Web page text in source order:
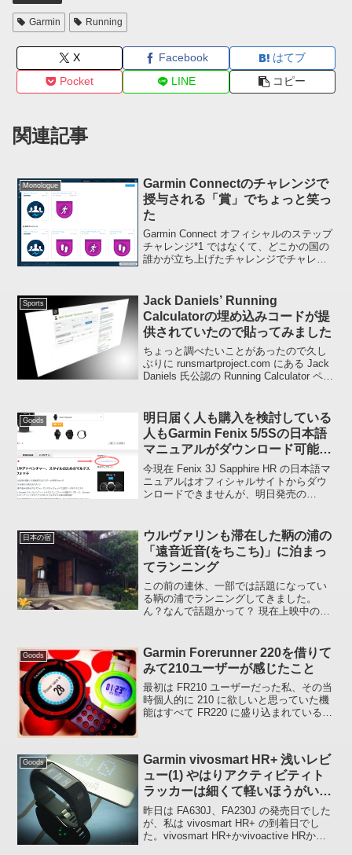
Garmin Running
X Facebook
はてブ
Pocket
LINE コピー
関連記事
Monologue
Garmin Connectのチャレンジで
授与される「賞」でちょっと笑っ
た
Garmin Connect オフィシャルのステップ
チャレンジ*1 ではなくて、どこかの国の
誰かが立ち上げたチャレンジでチャレン
す。紫色のバッジがプライベートのチャ
レン...
Sports
Jack Daniels’ Running
Calculatorの埋め込みコードが提
供されていたので貼ってみました
ちょっと調べたいことがあったので久し
ぶりに runsmartproject.com にある Jack
Daniels 氏公認の Running Calculator ペー
Goods
明日届く人も購入を検討している
人もGarmin Fenix 5/5Sの日本語
マニュアルがダウンロード可能で
す
今現在 Fenix 3J Sapphire HR の日本語マ
ニュアルはオフィシャルサイトからダウ
ンロードできませんが、明日発売の
か知りたい場合はマニュアル...
日本の宿
ウルヴァリンも滞在した鞆の浦の
「遠音近音(をちこち)」に泊まっ
てランニング
この前の連休、一部では話題になってい
る鞆の浦でランニングしてきました。
ん？なんで話題かって？ 現在上映中のヒ
る。 先ごろ引退を表明した宮崎駿監督作
品の「崖の上の...
Goods
Garmin Forerunner 220を借りて
みて210ユーザーが感じたこと
最初は FR210 ユーザーだった私、その当
時個人的に 210 に欲しいと思っていた機
能はすべて FR220 に盛り込まれているよ
Goods
Garmin vivosmart HR+ 浅いレビ
ュー(1) やはりアクティビティト
ラッカーは細くて軽いほうがいい
(私感)
昨日は FA630J、FA230J の発売日でした
が、私は vivosmart HR+ の到着日でし
た。vivosmart HR+かvivoactive HRか悩